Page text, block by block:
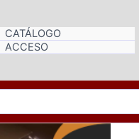
CATÁLOGO
ACCESO